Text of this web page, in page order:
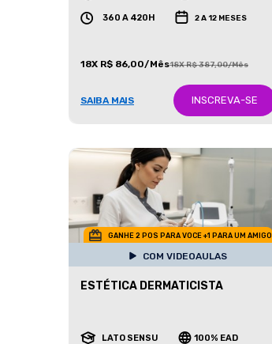
360 A 420H 2 A 12 MESES
18X R$ 86,00/Mês18X R$ 387,00/Mês
SAIBA MAIS INSCREVA-SE
GANHE 2 POS PARA VOCE +1 PARA UM AMIGO
COM VIDEOAULAS
ESTÉTICA DERMATICISTA
LATO SENSU 100% EAD